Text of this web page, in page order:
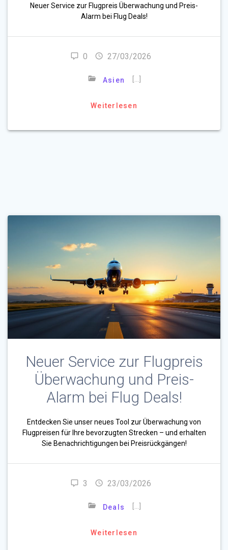
Neuer Service zur Flugpreis Überwachung und Preis-
Alarm bei Flug Deals!
0 27/03/2026
Asien […]
Weiterlesen
Neuer Service zur Flugpreis
Überwachung und Preis-
Alarm bei Flug Deals!
Entdecken Sie unser neues Tool zur Überwachung von
Flugpreisen für Ihre bevorzugten Strecken – und erhalten
Sie Benachrichtigungen bei Preisrückgängen!
3 23/03/2026
Deals […]
Weiterlesen